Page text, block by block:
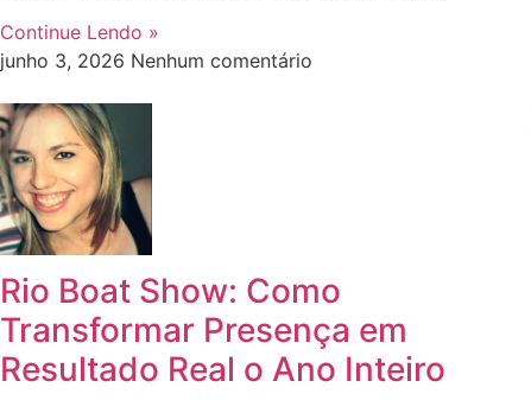
Continue Lendo »
junho 3, 2026 Nenhum comentário
Rio Boat Show: Como
Transformar Presença em
Resultado Real o Ano Inteiro